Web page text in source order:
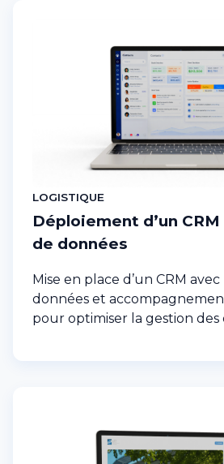
LOGISTIQUE
Déploiement d’un
de données
Mise en place d’un CRM
données et
pour optimiser la gestion des